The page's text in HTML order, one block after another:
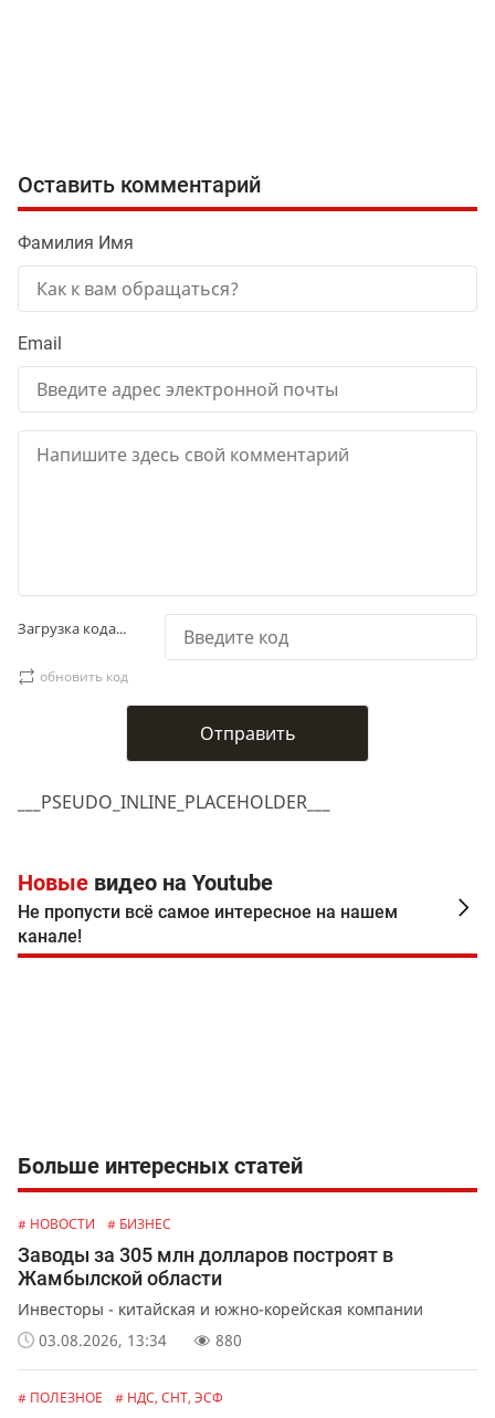
___PSEUDO_INLINE_PLACEHOLDER___
Оставить комментарий
Фамилия Имя
Email
Загрузка кода...
обновить код
Новые видео на Youtube
Не пропусти всё самое интересное на нашем
канале!
Больше интересных статей
# НОВОСТИ # БИЗНЕС
Заводы за 305 млн долларов построят в
Жамбылской области
Инвесторы - китайская и южно-корейская компании
03.08.2026, 13:34
880
# ПОЛЕЗНОЕ # НДС, СНТ, ЭСФ